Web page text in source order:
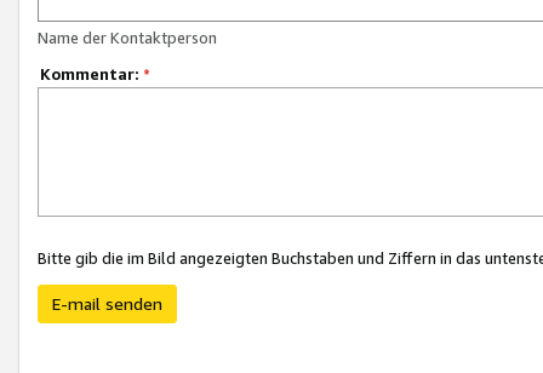
Name der Kontaktperson
Kommentar: *
Bitte gib die im Bild angezeigten Buchstaben und Ziffern in das
E-mail senden